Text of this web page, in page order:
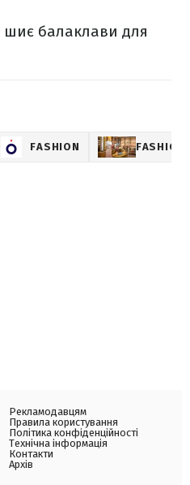
шиє балаклави для
FASHION
Рекламодавцям
Правила користування
Політика конфіденційності
Технічна інформація
Контакти
Архів